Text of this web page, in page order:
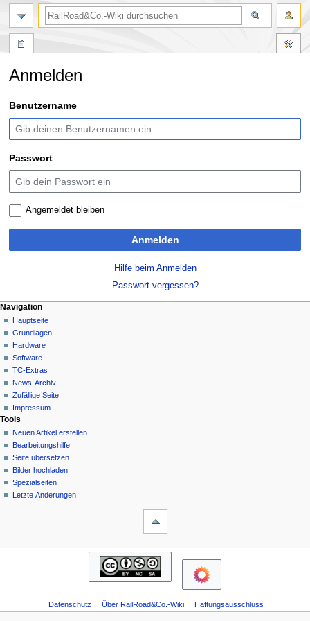
Anmelden
Zur
Navigation
springen
Zur
Suche
springen
Benutzername
Passwort
Angemeldet bleiben
Anmelden
Hilfe beim Anmelden
Passwort vergessen?
N
a
v
g
a
i
o
n
s
m
e
Seitenaktionen
Spezialseite
Meine Werkzeuge
Deutsch
Anmelden
Navigation
Hauptseite
Grundlagen
Hardware
Software
TC-Extras
News-Archiv
Zufällige Seite
Impressum
Suche
Tools
Neuen Artikel erstellen
Bearbeitungshilfe
Seite übersetzen
Bilder hochladen
Spezialseiten
Letzte Änderungen
Navigation
TC-
Datenschutz Über RailRoad&Co.-Wiki Haftungsausschluss